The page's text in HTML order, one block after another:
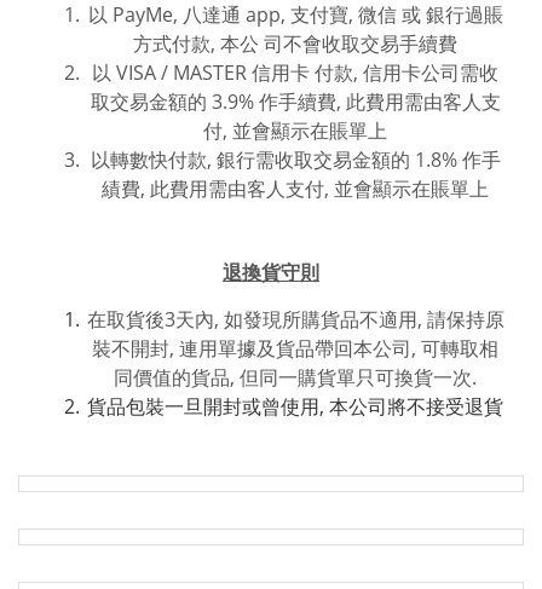
以 PayMe, 八達通 app, 支付寶, 微信 或銀行過賬
方式付款, 本公 司不會收取交易手續費
以 VISA / MASTER 信用卡 付款, 信用卡公司需收
取交易金額的 3.9% 作手續費, 此費用需由客人支
付, 並會顯示在賬單上
以轉數快付款, 銀行需收取交易金額的 1.8% 作手
績費, 此費用需由客人支付, 並會顯示在賬單上
退換貨守則
在取貨後3天內, 如發現所購貨品不適用, 請保持原
裝不開封, 連用單據及貨品帶回本公司, 可轉取相
同價值的貨品, 但同一購貨單只可換貨一次.
貨品包裝一旦開封或曾使用, 本公司將不接受退貨